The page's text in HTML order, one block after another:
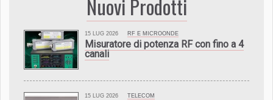
Nuovi Prodotti
15 LUG 2026 RF E MICROONDE
Misuratore di potenza RF con fino a 4
canali
15 LUG 2026 TELECOM